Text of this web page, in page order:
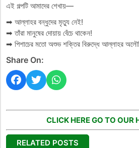
এই গল্পটি আমাদের শেখায়—
➡ আল্লাহর বন্ধুদের মৃত্যু নেই!
➡ তাঁরা মানুষের দোয়ায় বেঁচে থাকেন!
➡ পিশাচের মতো অশুভ শক্তির বিরুদ্ধে আল্লাহর
Share On:
CLICK HERE GO TO OUR
RELATED POSTS